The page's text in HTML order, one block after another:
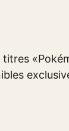
titres